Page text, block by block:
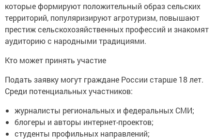
которые формируют положительный образ сельских
территорий, популяризируют агротуризм, повышают
престиж сельскохозяйственных профессий и знакомят
аудиторию с народными традициями.
Кто может принять участие
Подать заявку могут граждане России старше 18 лет.
Среди потенциальных участников:
журналисты региональных и федеральных СМИ;
блогеры и авторы интернет-проектов;
студенты профильных направлений;